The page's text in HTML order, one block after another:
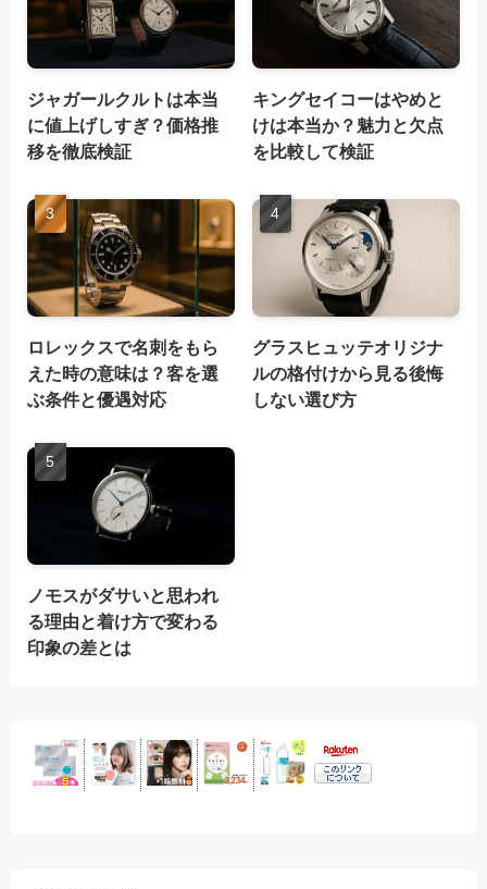
ジャガールクルトは本当
に値上げしすぎ？価格推
移を徹底検証
キングセイコーはやめと
けは本当か？魅力と欠点
を比較して検証
ロレックスで名刺をもら
えた時の意味は？客を選
ぶ条件と優遇対応
グラスヒュッテオリジナ
ルの格付けから見る後悔
しない選び方
ノモスがダサいと思われ
る理由と着け方で変わる
印象の差とは